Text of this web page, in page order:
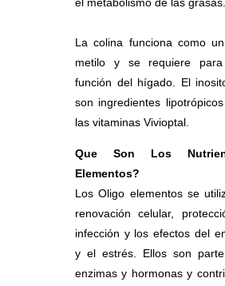
La colina funciona como
metilo y se requiere
función del hígado. El
son ingredientes
las vitaminas Vivioptal.
Que Son Los
Elementos?
Los Oligo elementos se
renovación celular,
infección y los efectos del
y el estrés. Ellos son
enzimas y hormonas y